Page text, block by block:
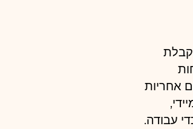
קבלת
אחריות
עבודה.